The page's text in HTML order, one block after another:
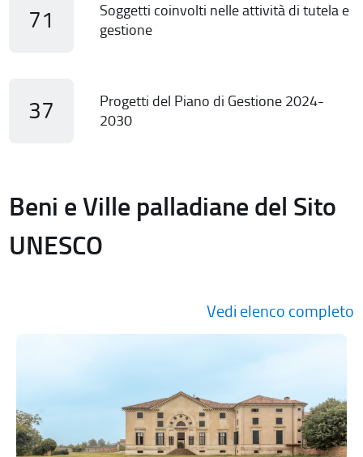
71
Soggetti coinvolti nelle attività di tutela e
gestione
37
Progetti del Piano di Gestione 2024-
2030
Beni e Ville palladiane del Sito
UNESCO
Vedi elenco completo